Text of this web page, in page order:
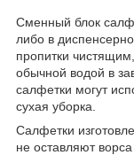
Сменный блок
либо в
пропитки
обычной водой в
салфетки могут
сухая уборка.
Салфетки
не оставляют